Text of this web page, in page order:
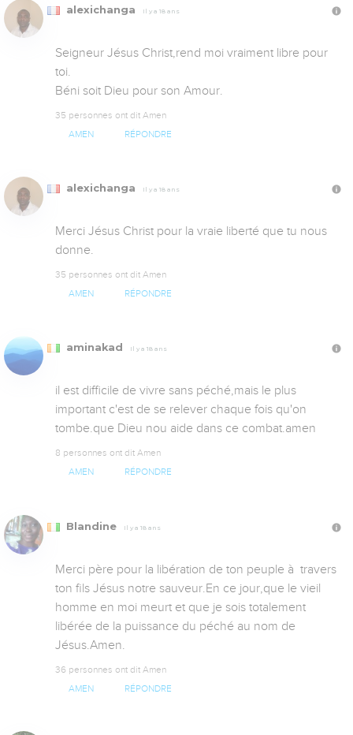
alexichanga Il y a 18 ans
Seigneur Jésus Christ,rend moi vraiment libre pour
toi.
Béni soit Dieu pour son Amour.
35 personnes ont dit Amen
AMEN RÉPONDRE
alexichanga Il y a 18 ans
Merci Jésus Christ pour la vraie liberté que tu nous
donne.
35 personnes ont dit Amen
AMEN RÉPONDRE
aminakad Il y a 18 ans
il est difficile de vivre sans péché,mais le plus
important c'est de se relever chaque fois qu'on
tombe.que Dieu nou aide dans ce combat.amen
8 personnes ont dit Amen
AMEN RÉPONDRE
Blandine Il y a 18 ans
Merci père pour la libération de ton peuple à  travers
ton fils Jésus notre sauveur.En ce jour,que le vieil
homme en moi meurt et que je sois totalement
libérée de la puissance du péché au nom de
Jésus.Amen.
36 personnes ont dit Amen
AMEN RÉPONDRE